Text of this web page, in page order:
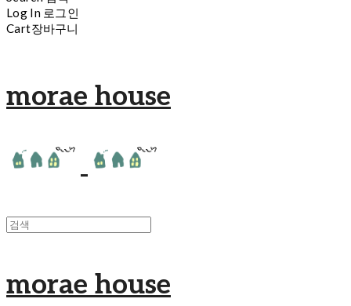
Log In 로그인
Cart장바구니
morae house
morae house